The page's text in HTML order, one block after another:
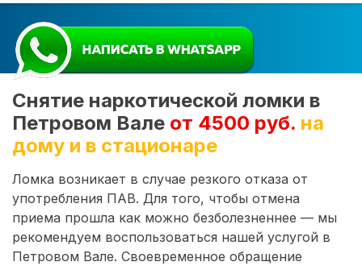
Снятие наркотической ломки в
Петровом Вале от 4500 руб. на
дому и в стационаре
Ломка возникает в случае резкого отказа от
употребления ПАВ. Для того, чтобы отмена
приема прошла как можно безболезненнее — мы
рекомендуем воспользоваться нашей услугой в
Петровом Вале. Своевременное обращение